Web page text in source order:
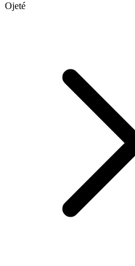
Ojeté